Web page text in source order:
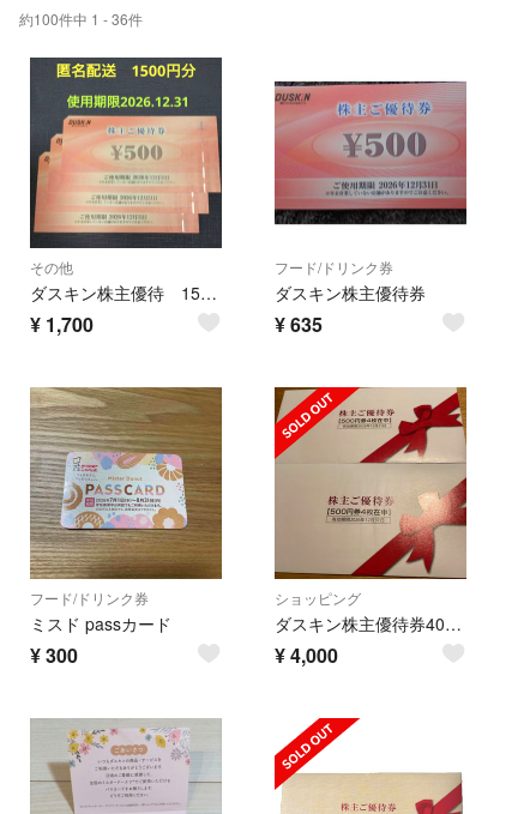
約100件中 1 - 36件
その他
ダスキン株主優待 1500円分 使用期限2026.12.31
¥ 1,700
フード/ドリンク券
ダスキン株主優待券
¥635
フード/ドリンク券
ミスド passカード
¥300
ショッピング
ダスキン株主優待券4000円
¥4,000